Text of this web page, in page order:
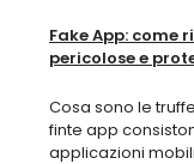
Fake App: come
pericolose e
Cosa sono le
finte app
applicazioni